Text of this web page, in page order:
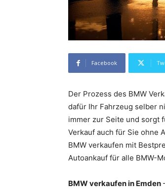
Facebook
Der Prozess des BMW
dafür Ihr Fahrzeug selber
immer zur Seite und sorgt
Verkauf auch für Sie ohne
BMW verkaufen mit
Autoankauf für alle BMW-
BMW verkaufen in Emden